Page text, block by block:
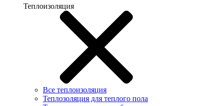
Теплоизоляция
Все теплоизоляция
Теплозоляция для теплого пола